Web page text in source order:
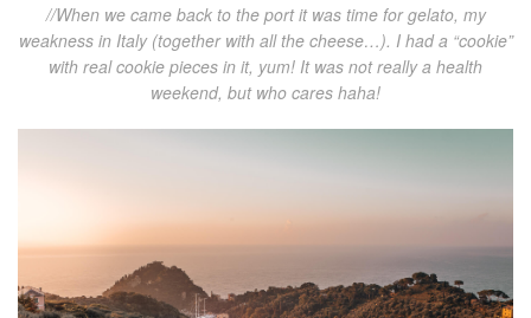
//When we came back to the port it was time for gelato, my
weakness in Italy (together with all the cheese…). I had a “cookie”
with real cookie pieces in it, yum! It was not really a health
weekend, but who cares haha!